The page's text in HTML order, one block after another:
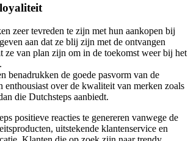
zeer tevreden te zijn met hun aankopen bij
aan dat ze blij zijn met de ontvangen
ze van plan zijn om in de toekomst weer bij het
benadrukken de goede pasvorm van de
enthousiast over de kwaliteit van merken zoals
die Dutchsteps aanbiedt.
positieve reacties te genereren vanwege de
uitstekende klantenservice en